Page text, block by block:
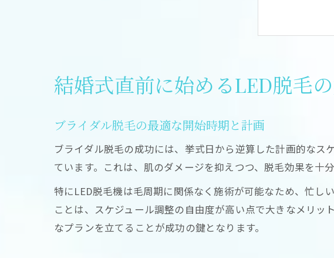
結
脱
産毛や
LED
産
LED脱毛
結婚式直前に始めるLED脱毛
ブライダル脱毛の最適な開始時期と計画
ブライダル脱毛の成功には、挙式日から逆算した計画的な
ています。これは、肌のダメージを抑えつつ、脱毛効果を十
特にLED脱毛機は毛周期に関係なく施術が可能なため、忙し
ことは、スケジュール調整の自由度が高い点で大きなメリ
なプランを立てることが成功の鍵となります。